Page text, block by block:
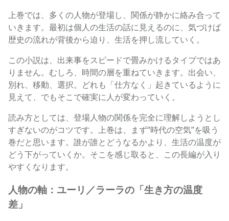
上巻では、多くの人物が登場し、関係が静かに絡み合って
いきます。最初は個人の生活の話に見えるのに、気づけば
歴史の流れが背後から迫り、生活を押し流していく。
この小説は、出来事をスピードで畳みかけるタイプではあ
りません。むしろ、時間の層を重ねていきます。出会い、
別れ、移動、選択。どれも「仕方なく」起きているように
見えて、でもそこで確実に人が変わっていく。
読み方としては、登場人物の関係を完全に理解しようとし
すぎないのがコツです。上巻は、まず“時代の空気”を吸う
巻だと思います。誰が誰とどうなるかより、生活の温度が
どう下がっていくか。そこを感じ取ると、この長編が入り
やすくなります。
人物の軸：ユーリ／ラーラの「生き方の温度
差」